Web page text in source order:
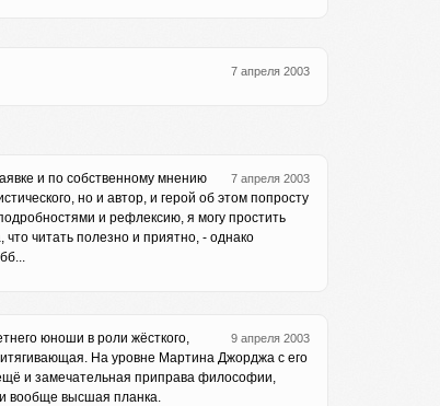
7 апреля 2003
7 апреля 2003
и по собственному мнению
но и автор, и герой об этом попросту
и рефлексию, я могу простить
читать полезно и приятно, - однако
9 апреля 2003
юноши в роли жёсткого,
На уровне Мартина Джорджа с его
и замечательная приправа философии,
вообще высшая планка.